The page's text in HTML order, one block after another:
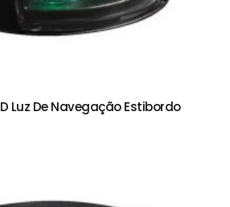
Luz De Navegação Estibordo